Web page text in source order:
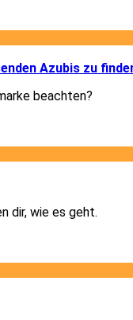
Azubis zu
beachten?
dir, wie es geht.